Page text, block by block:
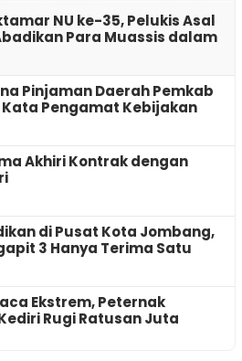
NU ke-35, Pelukis Asal
Para Muassis dalam
Pinjaman Daerah Pemkab
Pengamat Kebijakan
Akhiri Kontrak dengan
di Pusat Kota Jombang,
3 Hanya Terima Satu
Ekstrem, Peternak
Rugi Ratusan Juta